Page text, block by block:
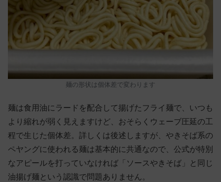
麺の形状は個体差で変わります
麺は食用油にラードを配合して揚げたフライ麺で、いつも
より縮れが弱く見えますけど、おそらくウェーブ圧延の工
程で生じた個体差。詳しくは後述しますが、やきそば系の
ペヤングに使われる麺は基本的に共通なので、公式が特別
なアピールを打っていなければ「ソースやきそば」と同じ
油揚げ麺という認識で問題ありません。